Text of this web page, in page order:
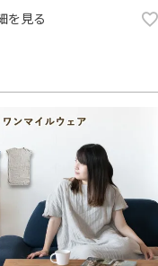
を見る